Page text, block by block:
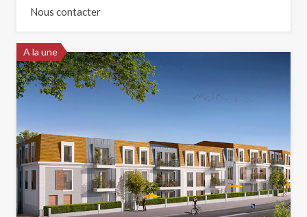
Nous contacter
A la une